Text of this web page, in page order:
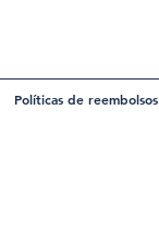
Políticas de reembolsos